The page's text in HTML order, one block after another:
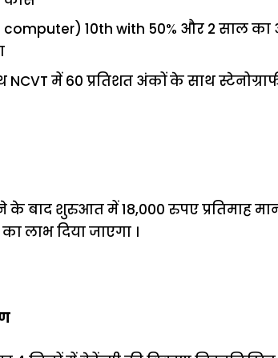
computer) 10th with 50% और 2
NCVT में 60 प्रतिशत अंकों के साथ
बाद शुरुआत में 18,000 रुपए प्रतिमाह
लाभ दिया जाएगा ।